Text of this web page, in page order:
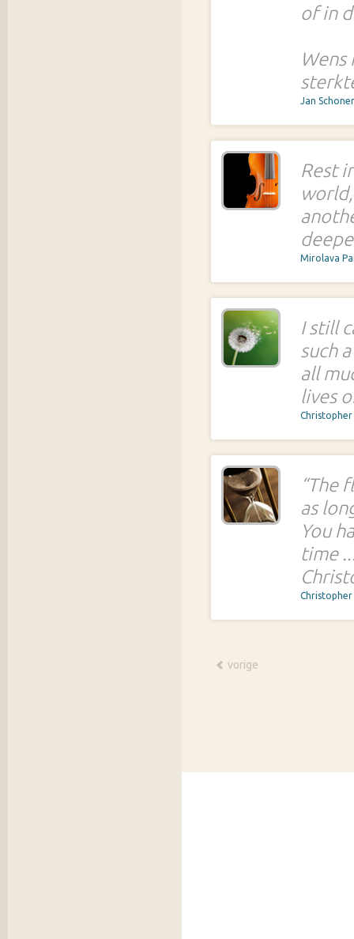
of in
Jan
Rest
Mirolava
I still
such
all
lives
“The
as
You
time
vorige